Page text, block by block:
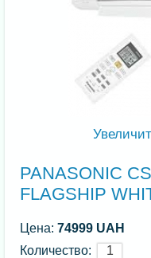
PANASONIC
FLAGSHIP
Цена:74999 UAH
Количество: